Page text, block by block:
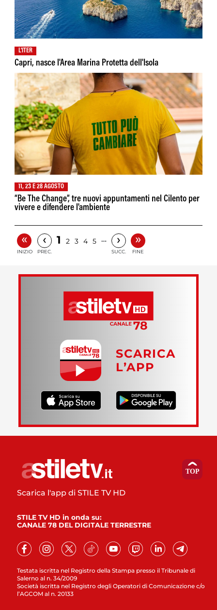
L'ITER
Capri, nasce l'Area Marina Protetta dell'Isola
11, 23 E 28 AGOSTO
“Be The Change”, tre nuovi appuntamenti nel Cilento per
vivere e difendere l'ambiente
«
INIZIO
‹
PREC.
1 2 3 4 5 … ›
SUCC.
»
FINE
SCARICA
L’APP
Testata iscritta nel Registro della Stampa presso il Tribunale di
Salerno al n. 34/2009
Società iscritta nel Registro degli Operatori di Comunicazione c/o
l’AGCOM al n. 20133
Scarica l'app di STILE TV HD
STILE TV HD in onda su:
CANALE 78 DEL DIGITALE TERRESTRE